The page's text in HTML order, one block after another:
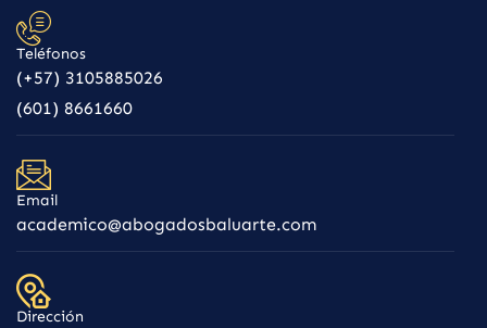
Teléfonos
(+57) 3105885026
(601) 8661660
Email
academico@abogadosbaluarte.com
Dirección